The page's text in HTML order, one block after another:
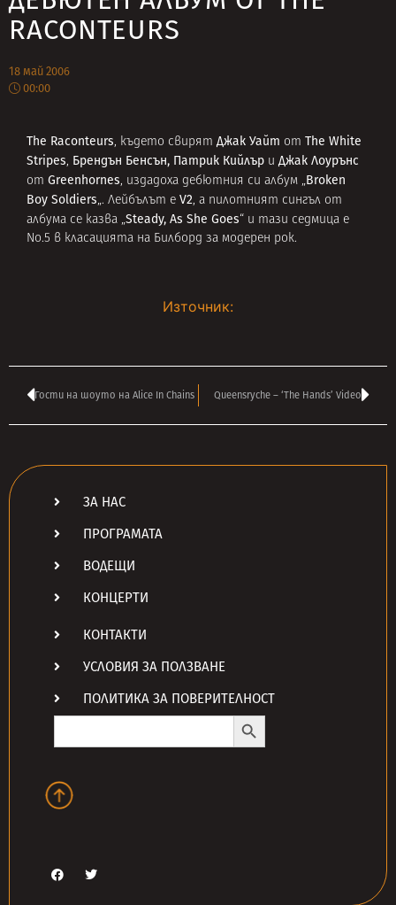
RACONTEURS
18 май 2006
00:00
The Raconteurs, където свирят Джак Уайт от Тhe White
Stripes, Брендън Бенсън, Патрик Кийлър и Джак Лоурънс
от Greenhornes, издадоха дебютния си албум „Broken
Boy Soldiers„. Лейбълът е V2, а пилотният сингъл от
албума се казва „Steady, As She Goes“ и тази седмица е
No.5 в класацията на Билборд за модерен рок.
Източник:
Гости на шоуто на Alice In Chains Queensryche – ‘The Hands’ Video
ЗА НАС
ПРОГРАМАТА
ВОДЕЩИ
КОНЦЕРТИ
КОНТАКТИ
УСЛОВИЯ ЗА ПОЛЗВАНЕ
ПОЛИТИКА ЗА ПОВЕРИТЕЛНОСТ
Search
Search Button